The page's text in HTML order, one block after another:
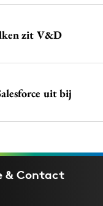
zit V&D
uit bij
& Contact